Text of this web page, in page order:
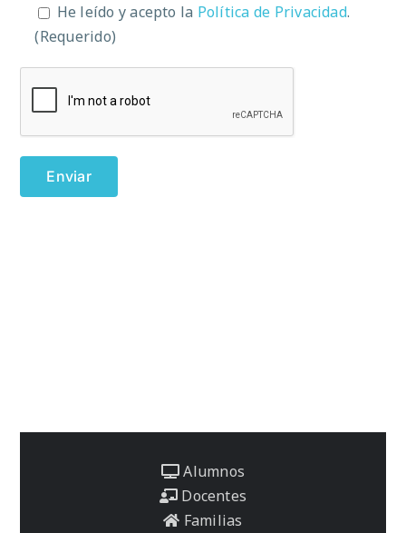
He leído y acepto la Política de Privacidad.
(Requerido)
Alumnos
Docentes
Familias